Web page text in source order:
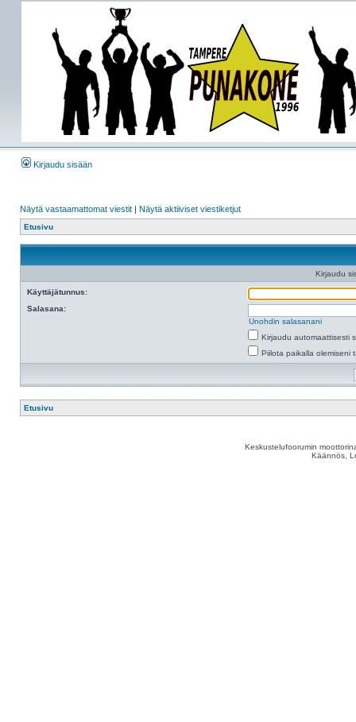
Kirjaudu sisään
Näytä vastaamattomat viestit | Näytä aktiiviset viestiketjut
Etusivu
Kirjaudu
Käyttäjätunnus:
Salasana:
Unohdin salasanani
Kirjaudu automaattisesti
Piilota paikalla olemiseni
Etusivu
Keskustelufoorumin
Käännös,